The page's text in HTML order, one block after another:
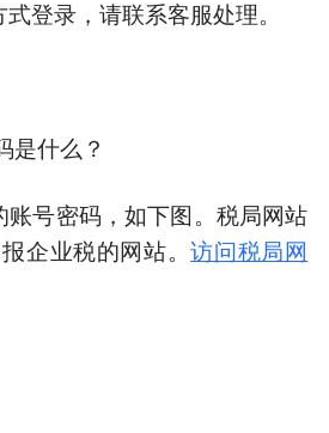
登录，请联系客服处理。
是什么？
账号密码，如下图。税局网站
企业税的网站。访问税局网